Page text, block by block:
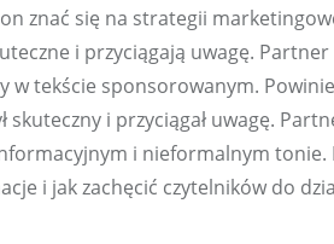
znać się na strategii
i przyciągają uwagę.
w tekście sponsorowanym.
skuteczny i przyciągał uwagę.
i nieformalnym tonie.
i jak zachęcić czytelników do